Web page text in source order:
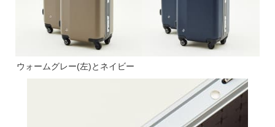
ウォームグレー(左)とネイビー